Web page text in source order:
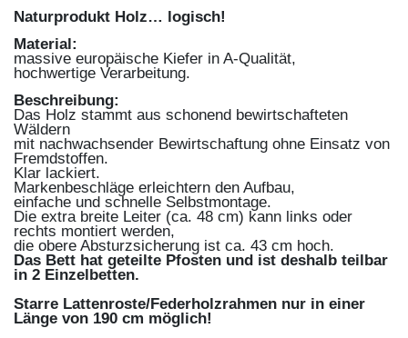
Naturprodukt Holz… logisch!
Material:
massive europäische Kiefer in A-Qualität,
hochwertige Verarbeitung.
Beschreibung:
Das Holz stammt aus schonend bewirtschafteten
Wäldern
mit nachwachsender Bewirtschaftung ohne Einsatz von
Fremdstoffen.
Klar lackiert.
Markenbeschläge erleichtern den Aufbau,
einfache und schnelle Selbstmontage.
Die extra breite Leiter (ca. 48 cm) kann links oder
rechts montiert werden,
die obere Absturzsicherung ist ca. 43 cm hoch.
Das Bett hat geteilte Pfosten und ist deshalb teilbar
in 2 Einzelbetten.
Starre Lattenroste/Federholzrahmen nur in einer
Länge von 190 cm möglich!